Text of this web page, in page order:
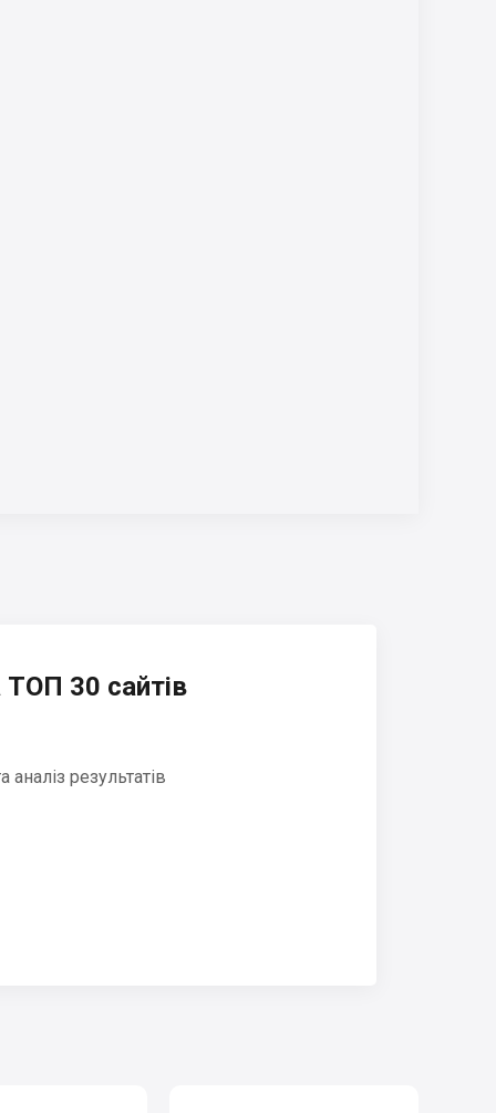
30 сайтів
результатів